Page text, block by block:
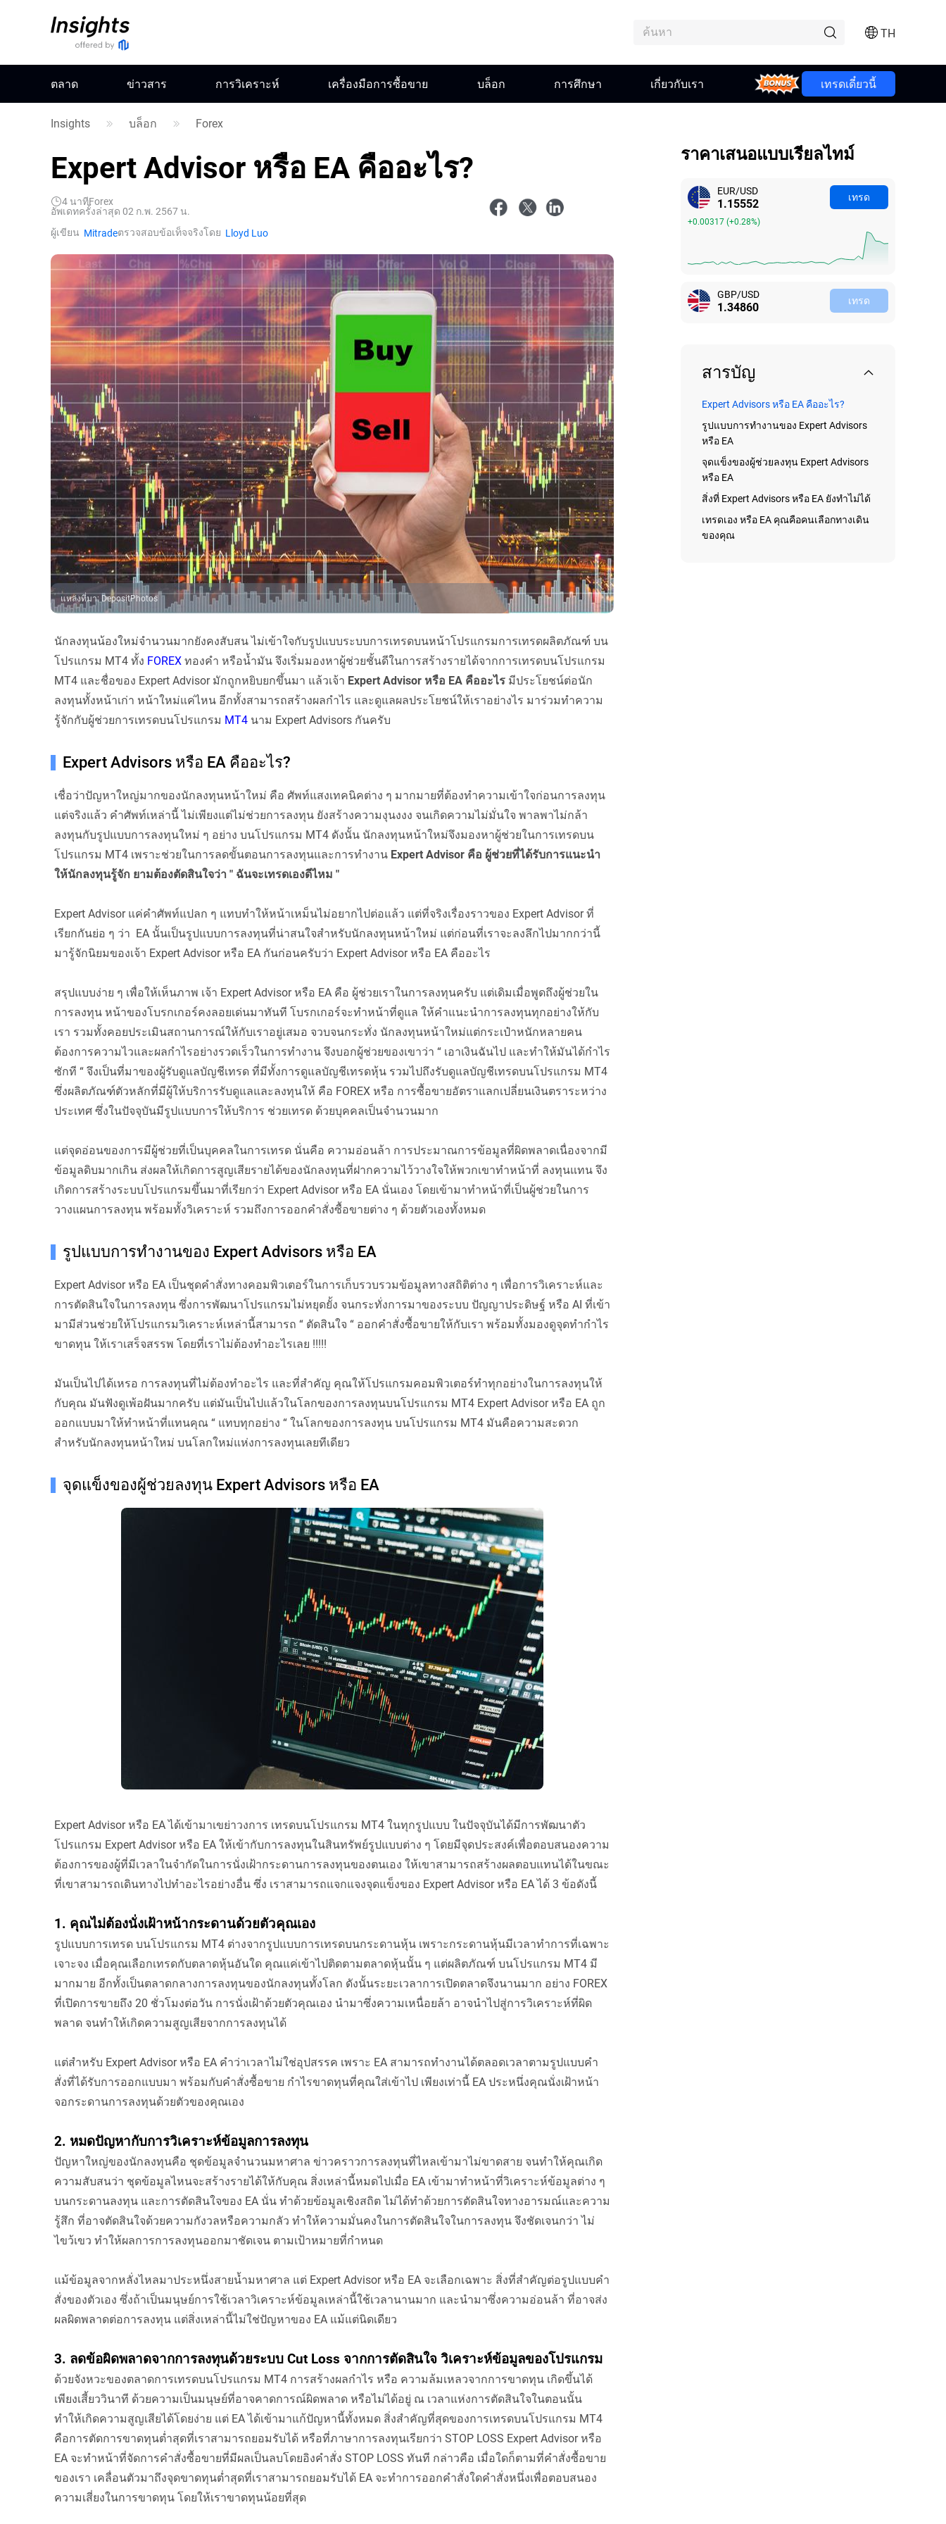
TH
ตลาด ข่าวสาร การวิเคราะห์ เครื่องมือการซื้อขาย บล็อก การศึกษา เกี่ยวกับเรา Bonus เทรดเดี๋ยวนี้
Insights บล็อก Forex
Expert Advisor หรือ EA คืออะไร?
4 นาทีForex
อัพเดทครั้งล่าสุด 02 ก.พ. 2567 น.
ผู้เขียน Mitradeตรวจสอบข้อเท็จจริงโดย Lloyd Luo
แหล่งที่มา: DepositPhotos
นักลงทุนน้องใหม่จำนวนมากยังคงสับสน ไม่เข้าใจกับรูปแบบระบบการเทรดบนหน้าโปรแกรมการเทรดผลิตภัณฑ์ บน
โปรแกรม MT4 ทั้ง FOREXทองคำ หรือน้ำมัน จึงเริ่มมองหาผู้ช่วยชั้นดีในการสร้างรายได้จากการเทรดบนโปรแกรม
MT4 และชื่อของ Expert Advisor มักถูกหยิบยกขึ้นมา แล้วเจ้า Expert Advisor หรือ EA คืออะไร มีประโยชน์ต่อนัก
ลงทุนทั้งหน้าเก่า หน้าใหม่แค่ไหน อีกทั้งสามารถสร้างผลกำไร และดูแลผลประโยชน์ให้เราอย่างไร มาร่วมทำความ
รู้จักกับผู้ช่วยการเทรดบนโปรแกรม MT4 นาม Expert Advisors กันครับ
Expert Advisors หรือ EA คืออะไร?
เชื่อว่าปัญหาใหญ่มากของนักลงทุนหน้าใหม่ คือ ศัพท์แสงเทคนิคต่าง ๆ มากมายที่ต้องทำความเข้าใจก่อนการลงทุน
แต่จริงแล้ว คำศัพท์เหล่านี้ ไม่เพียงแต่ไม่ช่วยการลงทุน ยังสร้างความงุนงงง จนเกิดความไม่มั่นใจ พาลพาไม่กล้า
ลงทุนกับรูปแบบการลงทุนใหม่ ๆ อย่าง บนโปรแกรม MT4 ดังนั้น นักลงทุนหน้าใหม่จึงมองหาผู้ช่วยในการเทรดบน
โปรแกรม MT4 เพราะช่วยในการลดขั้นตอนการลงทุนและการทำงาน Expert Advisor คือ ผู้ช่วยที่ได้รับการแนะนำ
ให้นักลงทุนรู้จัก ยามต้องตัดสินใจว่า " ฉันจะเทรดเองดีไหม "
Expert Advisor แค่คำศัพท์แปลก ๆ แทบทำให้หน้าเหม็นไม่อยากไปต่อแล้ว แต่ที่จริงเรื่องราวของ Expert Advisor ที่
เรียกกันย่อ ๆ ว่า EA นั้นเป็นรูปแบบการลงทุนที่น่าสนใจสำหรับนักลงทุนหน้าใหม่ แต่ก่อนที่เราจะลงลึกไปมากกว่านี้
มารู้จักนิยมของเจ้า Expert Advisor หรือ EA กันก่อนครับว่า Expert Advisor หรือ EA คืออะไร
สรุปแบบง่าย ๆ เพื่อให้เห็นภาพ เจ้า Expert Advisor หรือ EA คือ ผู้ช่วยเราในการลงทุนครับ แต่เดิมเมื่อพูดถึงผู้ช่วยใน
การลงทุน หน้าของโบรกเกอร์คงลอยเด่นมาทันที โบรกเกอร์จะทำหน้าที่ดูแล ให้คำแนะนำการลงทุนทุกอย่างให้กับ
เรา รวมทั้งคอยประเมินสถานการณ์ให้กับเราอยู่เสมอ จวบจนกระทั่ง นักลงทุนหน้าใหม่แต่กระเป๋าหนักหลายคน
ต้องการความไวและผลกำไรอย่างรวดเร็วในการทำงาน จึงบอกผู้ช่วยของเขาว่า “ เอาเงินฉันไป และทำให้มันได้กำไร
ซักที “ จึงเป็นที่มาของผู้รับดูแลบัญชีเทรด ที่มีทั้งการดูแลบัญชีเทรดหุ้น รวมไปถึงรับดูแลบัญชีเทรดบนโปรแกรม MT4
ซึ่งผลิตภัณฑ์ตัวหลักที่มีผู้ให้บริการรับดูแลและลงทุนให้ คือ FOREX หรือ การซื้อขายอัตราแลกเปลี่ยนเงินตราระหว่าง
ประเทศ ซึ่งในปัจจุบันมีรูปแบบการให้บริการ ช่วยเทรด ด้วยบุคคลเป็นจำนวนมาก
แต่จุดอ่อนของการมีผู้ช่วยที่เป็นบุคคลในการเทรด นั่นคือ ความอ่อนล้า การประมาณการข้อมูลที่ผิดพลาดเนื่องจากมี
ข้อมูลดิบมากเกิน ส่งผลให้เกิดการสูญเสียรายได้ของนักลงทุนที่ฝากความไว้วางใจให้พวกเขาทำหน้าที่ ลงทุนแทน จึง
เกิดการสร้างระบบโปรแกรมขึ้นมาที่เรียกว่า Expert Advisor หรือ EA นั่นเอง โดยเข้ามาทำหน้าที่เป็นผู้ช่วยในการ
วางแผนการลงทุน พร้อมทั้งวิเคราะห์ รวมถึงการออกคำสั่งซื้อขายต่าง ๆ ด้วยตัวเองทั้งหมด
รูปแบบการทำงานของ Expert Advisors หรือ EA
Expert Advisor หรือ EA เป็นชุดคำสั่งทางคอมพิวเตอร์ในการเก็บรวบรวมข้อมูลทางสถิติต่าง ๆ เพื่อการวิเคราะห์และ
การตัดสินใจในการลงทุน ซึ่งการพัฒนาโปรแกรมไม่หยุดยั้ง จนกระทั่งการมาของระบบ ปัญญาประดิษฐ์ หรือ AI ที่เข้า
มามีส่วนช่วยให้โปรแกรมวิเคราะห์เหล่านี้สามารถ “ ตัดสินใจ “ ออกคำสั่งซื้อขายให้กับเรา พร้อมทั้งมองดูจุดทำกำไร
ขาดทุน ให้เราเสร็จสรรพ โดยที่เราไม่ต้องทำอะไรเลย !!!!!
มันเป็นไปได้เหรอ การลงทุนที่ไม่ต้องทำอะไร และที่สำคัญ คุณให้โปรแกรมคอมพิวเตอร์ทำทุกอย่างในการลงทุนให้
กับคุณ มันฟังดูเพ้อฝันมากครับ แต่มันเป็นไปแล้วในโลกของการลงทุนบนโปรแกรม MT4 Expert Advisor หรือ EA ถูก
ออกแบบมาให้ทำหน้าที่แทนคุณ “ แทบทุกอย่าง “ ในโลกของการลงทุน บนโปรแกรม MT4 มันคือความสะดวก
สำหรับนักลงทุนหน้าใหม่ บนโลกใหม่แห่งการลงทุนเลยทีเดียว
จุดแข็งของผู้ช่วยลงทุน Expert Advisors หรือ EA
Expert Advisor หรือ EA ได้เข้ามาเขย่าวงการ เทรดบนโปรแกรม MT4 ในทุกรูปแบบ ในปัจจุบันได้มีการพัฒนาตัว
โปรแกรม Expert Advisor หรือ EA ให้เข้ากับการลงทุนในสินทรัพย์รูปแบบต่าง ๆ โดยมีจุดประสงค์เพื่อตอบสนองความ
ต้องการของผู้ที่มีเวลาในจำกัดในการนั่งเฝ้ากระดานการลงทุนของตนเอง ให้เขาสามารถสร้างผลตอบแทนได้ในขณะ
ที่เขาสามารถเดินทางไปทำอะไรอย่างอื่น ซึ่ง เราสามารถแจกแจงจุดแข็งของ Expert Advisor หรือ EA ได้ 3 ข้อดังนี้
1. คุณไม่ต้องนั่งเฝ้าหน้ากระดานด้วยตัวคุณเอง
รูปแบบการเทรด บนโปรแกรม MT4 ต่างจากรูปแบบการเทรดบนกระดานหุ้น เพราะกระดานหุ้นมีเวลาทำการที่เฉพาะ
เจาะจง เมื่อคุณเลือกเทรดกับตลาดหุ้นอันใด คุณแค่เข้าไปติดตามตลาดหุ้นนั้น ๆ แต่ผลิตภัณฑ์ บนโปรแกรม MT4 มี
มากมาย อีกทั้งเป็นตลาดกลางการลงทุนของนักลงทุนทั้งโลก ดังนั้นระยะเวลาการเปิดตลาดจึงนานมาก อย่าง FOREX
ที่เปิดการขายถึง 20 ชั่วโมงต่อวัน การนั่งเฝ้าด้วยตัวคุณเอง นำมาซึ่งความเหนื่อยล้า อาจนำไปสู่การวิเคราะห์ที่ผิด
พลาด จนทำให้เกิดความสูญเสียจากการลงทุนได้
แต่สำหรับ Expert Advisor หรือ EA คำว่าเวลาไม่ใช่อุปสรรค เพราะ EA สามารถทำงานได้ตลอดเวลาตามรูปแบบคำ
สั่งที่ได้รับการออกแบบมา พร้อมกับคำสั่งซื้อขาย กำไรขาดทุนที่คุณใส่เข้าไป เพียงเท่านี้ EA ประหนึ่งคุณนั่งเฝ้าหน้า
จอกระดานการลงทุนด้วยตัวของคุณเอง
2. หมดปัญหากับการวิเคราะห์ข้อมูลการลงทุน
ปัญหาใหญ่ของนักลงทุนคือ ชุดข้อมูลจำนวนมหาศาล ข่าวคราวการลงทุนที่ไหลเข้ามาไม่ขาดสาย จนทำให้คุณเกิด
ความสับสนว่า ชุดข้อมูลไหนจะสร้างรายได้ให้กับคุณ สิ่งเหล่านี้หมดไปเมื่อ EA เข้ามาทำหน้าที่วิเคราะห์ข้อมูลต่าง ๆ
บนกระดานลงทุน และการตัดสินใจของ EA นั่น ทำด้วยข้อมูลเชิงสถิต ไม่ได้ทำด้วยการตัดสินใจทางอารมณ์และความ
รู้สึก ที่อาจตัดสินใจด้วยความกังวลหรือความกลัว ทำให้ความมั่นคงในการตัดสินใจในการลงทุน จึงชัดเจนกว่า ไม่
ไขว้เขว ทำให้ผลการการลงทุนออกมาชัดเจน ตามเป้าหมายที่กำหนด
แม้ข้อมูลจากหลั่งไหลมาประหนึ่งสายน้ำมหาศาล แต่ Expert Advisor หรือ EA จะเลือกเฉพาะ สิ่งที่สำคัญต่อรูปแบบคำ
สั่งของตัวเอง ซึ่งถ้าเป็นมนุษย์การใช้เวลาวิเคราะห์ข้อมูลเหล่านี้ใช้เวลานานมาก และนำมาซึ่งความอ่อนล้า ที่อาจส่ง
ผลผิดพลาดต่อการลงทุน แต่สิ่งเหล่านี้ไม่ใช่ปัญหาของ EA แม้แต่นิดเดียว
3. ลดข้อผิดพลาดจากการลงทุนด้วยระบบ Cut Loss จากการตัดสินใจ วิเคราะห์ข้อมูลของโปรแกรม
ด้วยจังหวะของตลาดการเทรดบนโปรแกรม MT4 การสร้างผลกำไร หรือ ความล้มเหลวจากการขาดทุน เกิดขึ้นได้
เพียงเสี้ยววินาที ด้วยความเป็นมนุษย์ที่อาจคาดการณ์ผิดพลาด หรือไม่ได้อยู่ ณ เวลาแห่งการตัดสินใจในตอนนั้น
ทำให้เกิดความสูญเสียได้โดยง่าย แต่ EA ได้เข้ามาแก้ปัญหานี้ทั้งหมด สิ่งสำคัญที่สุดของการเทรดบนโปรแกรม MT4
คือการตัดการขาดทุนต่ำสุดที่เราสามารถยอมรับได้ หรือที่ภาษาการลงทุนเรียกว่า STOP LOSS Expert Advisor หรือ
EA จะทำหน้าที่จัดการคำสั่งซื้อขายที่มีผลเป็นลบโดยอิงคำสั่ง STOP LOSS ทันที กล่าวคือ เมื่อใดก็ตามที่คำสั่งซื้อขาย
ของเรา เคลื่อนตัวมาถึงจุดขาดทุนต่ำสุดที่เราสามารถยอมรับได้ EA จะทำการออกคำสั่งใดคำสั่งหนึ่งเพื่อตอบสนอง
ความเสี่ยงในการขาดทุน โดยให้เราขาดทุนน้อยที่สุด
ราคาเสนอแบบเรียลไทม์
EUR/USD
1.15545
+0.00310(+0.27%)
เทรด
GBP/USD
1.34861 เทรด
สารบัญ
Expert Advisors หรือ EA คืออะไร?
รูปแบบการทำงานของ Expert Advisors
หรือ EA
จุดแข็งของผู้ช่วยลงทุน Expert Advisors
หรือ EA
สิ่งที่ Expert Advisors หรือ EA ยังทำไม่ได้
เทรดเอง หรือ EA คุณคือคนเลือกทางเดิน
ของคุณ